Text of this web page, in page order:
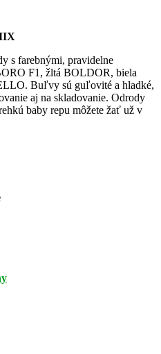
s farebnými, pravidelne
F1, žltá BOLDOR, biela
Buľvy sú guľovité a hladké,
aj na skladovanie. Odrody
baby repu môžete žať už v